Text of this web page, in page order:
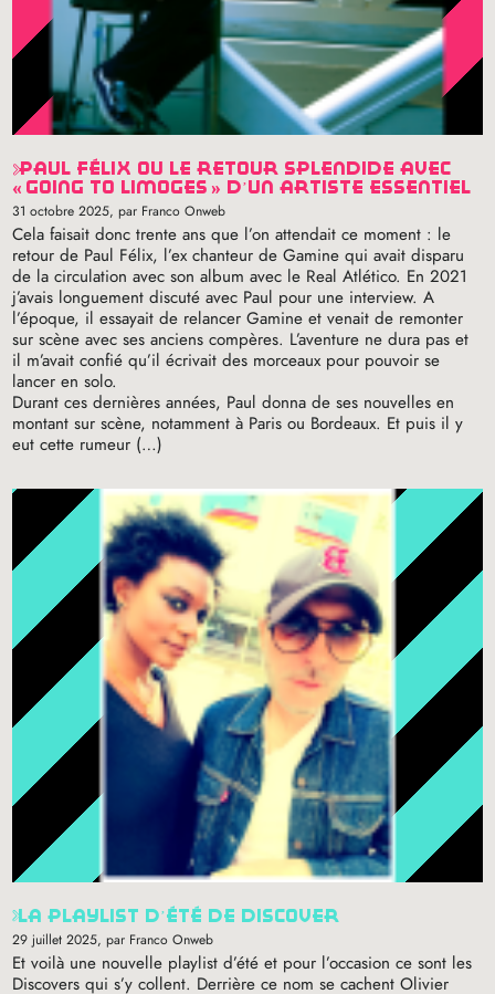
paul félix ou le retour splendide avec
« going to limoges » d’un artiste essentiel
31 octobre 2025, par Franco Onweb
Cela faisait donc trente ans que l’on attendait ce moment : le
retour de Paul Félix, l’ex chanteur de Gamine qui avait disparu
de la circulation avec son album avec le Real Atlético. En 2021
j’avais longuement discuté avec Paul pour une interview. A
l’époque, il essayait de relancer Gamine et venait de remonter
sur scène avec ses anciens compères. L’aventure ne dura pas et
il m’avait confié qu’il écrivait des morceaux pour pouvoir se
lancer en solo.
Durant ces dernières années, Paul donna de ses nouvelles en
montant sur scène, notamment à Paris ou Bordeaux. Et puis il y
eut cette rumeur (…)
la playlist d’été de discover
29 juillet 2025, par Franco Onweb
Et voilà une nouvelle playlist d’été et pour l’occasion ce sont les
Discovers qui s’y collent. Derrière ce nom se cachent Olivier